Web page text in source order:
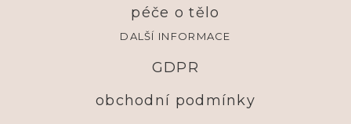
péče o tělo
DALŠÍ INFORMACE
GDPR
obchodní podmínky